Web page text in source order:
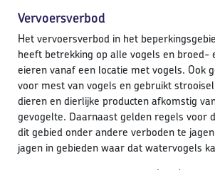
Vervoersverbod
Het vervoersverbod in het
heeft betrekking op alle vogels en broed-
eieren vanaf een locatie met vogels. Ook
voor mest van vogels en gebruikt
dieren en dierlijke producten afkomstig
gevogelte. Daarnaast gelden regels voor
dit gebied onder andere verboden te
jagen in gebieden waar dat watervogels